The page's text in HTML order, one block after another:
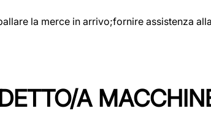
la merce in arrivo;fornire assistenza
A